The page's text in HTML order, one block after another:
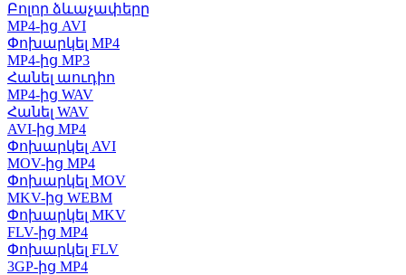
Բոլոր ձևաչափերը
MP4-ից AVI
Փոխարկել MP4
MP4-ից MP3
Հանել աուդիո
MP4-ից WAV
Հանել WAV
AVI-ից MP4
Փոխարկել AVI
MOV-ից MP4
Փոխարկել MOV
MKV-ից WEBM
Փոխարկել MKV
FLV-ից MP4
Փոխարկել FLV
3GP-ից MP4